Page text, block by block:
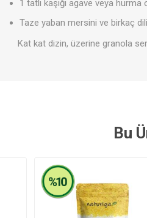
Akşam Pazarı
Süper Tozlar
1 tatlı kaşığı agave veya hurma
Taze yaban mersini ve birkaç
Kat kat dizin, üzerine granola
Bu